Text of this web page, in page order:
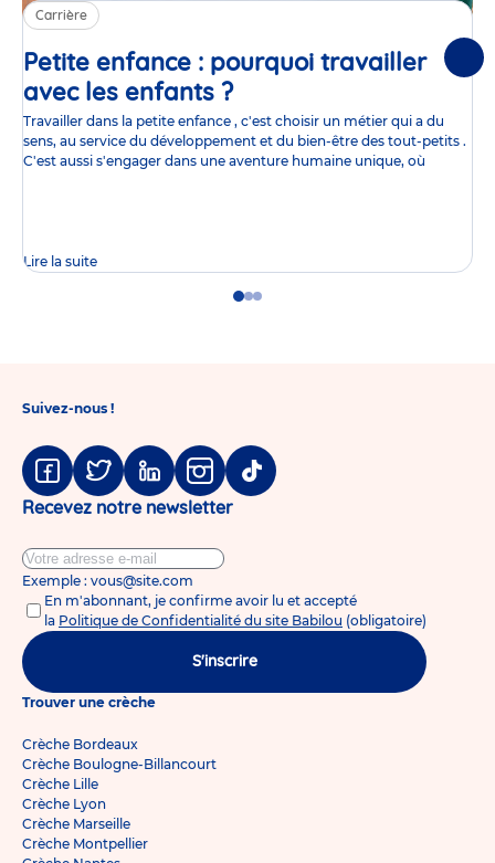
Carrière
Petite enfance : pourquoi travailler
avec les enfants ?Article
Travailler dans la petite enfance , c'est choisir un métier qui a du
sens, au service du développement et du bien-être des tout-petits .
C'est aussi s'engager dans une aventure humaine unique, où
Lire la suite
GoGoGo
Suivez-nous !
Facebook
TwitterLinkedinInstagram
Tiktok
Recevez notre newsletter
Exemple : vous@site.com
En m'abonnant, je confirme avoir lu et accepté
la Politique de Confidentialité du site Babilou (obligatoire)
S'inscrire
Trouver une crèche
Crèche Bordeaux
Crèche Boulogne-Billancourt
Crèche Lille
Crèche Lyon
Crèche Marseille
Crèche Montpellier